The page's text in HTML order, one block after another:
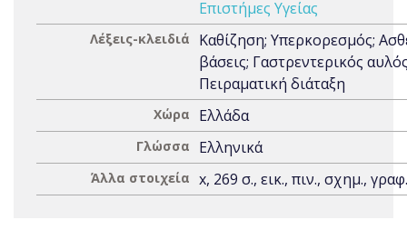
Επιστήμες Υγείας
Λέξεις-κλειδιά
Καθίζηση; Υπερκορεσμός;
βάσεις; Γαστρεντερικός
Πειραματική διάταξη
Χώρα Ελλάδα
Γλώσσα Ελληνικά
Άλλα στοιχεία x, 269 σ., εικ., πιν., σχημ., γραφ.